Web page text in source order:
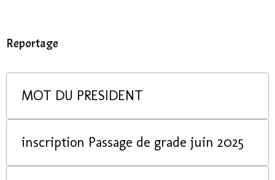
Reportage
MOT DU PRESIDENT
inscription Passage de grade juin 2025